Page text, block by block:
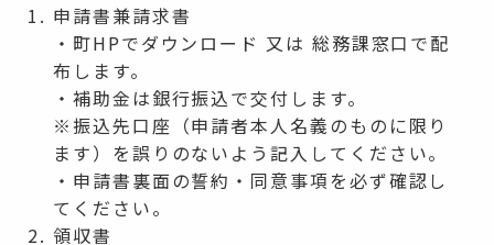
申請書兼請求書
・町HPでダウンロード 又は 総務課窓口で配
布します。
・補助金は銀行振込で交付します。
※振込先口座（申請者本人名義のものに限り
ます）を誤りのないよう記入してください。
・申請書裏面の誓約・同意事項を必ず確認し
てください。
領収書